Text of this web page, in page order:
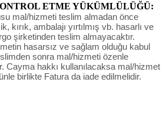
ETME YÜKÜMLÜLÜĞÜ:
mal/hizmeti teslim almadan önce
kırık, ambalajı yırtılmış vb. hasarlı ve
şirketinden teslim almayacaktır.
hasarsız ve sağlam olduğu kabul
sonra mal/hizmeti özenle
Cayma hakkı kullanılacaksa mal/hizmet
birlikte Fatura da iade edilmelidir.